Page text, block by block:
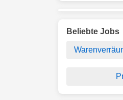
Beliebte Jobs